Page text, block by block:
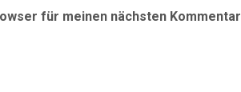
für meinen nächsten Kommentar